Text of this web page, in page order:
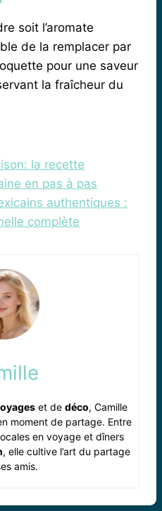
soit l’aromate
de la remplacer par
pour une saveur
la fraîcheur du
la recette
en pas à pas
authentiques :
complète
et de déco, Camille
moment de partage. Entre
en voyage et dîners
, elle cultive l’art du partage
amis.